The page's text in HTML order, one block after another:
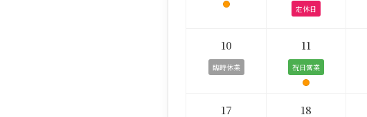
定休日
10
臨時休業
11
祝日営業
17 18